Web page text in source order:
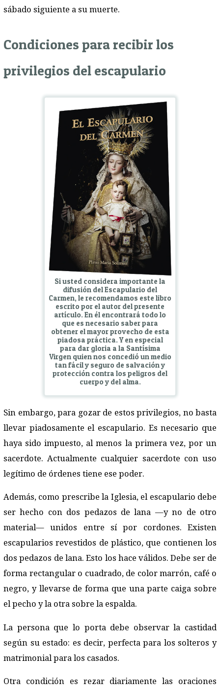
sábado siguiente a su muerte.
Condiciones para recibir los
privilegios del escapulario
Si usted considera importante la
difusión del Escapulario del
Carmen, le recomendamos este libro
escrito por el autor del presente
artículo. En él encontrará todo lo
que es necesario saber para
obtener el mayor provecho de esta
piadosa práctica. Y en especial
para dar gloria a la Santísima
Virgen quien nos concedió un medio
tan fácil y seguro de salvación y
protección contra los peligros del
cuerpo y del alma.
Sin embargo, para gozar de estos privilegios, no basta
llevar piadosamente el escapulario. Es necesario que
haya sido impuesto, al menos la primera vez, por un
sacerdote. Actualmente cualquier sacerdote con uso
legítimo de órdenes tiene ese poder.
Además, como prescribe la Iglesia, el escapulario debe
ser hecho con dos pedazos de lana —y no de otro
material— unidos entre sí por cordones. Existen
escapularios revestidos de plástico, que contienen los
dos pedazos de lana. Esto los hace válidos. Debe ser de
forma rectangular o cuadrado, de color marrón, café o
negro, y llevarse de forma que una parte caiga sobre
el pecho y la otra sobre la espalda.
La persona que lo porta debe observar la castidad
según su estado: es decir, perfecta para los solteros y
matrimonial para los casados.
Otra condición es rezar diariamente las oraciones